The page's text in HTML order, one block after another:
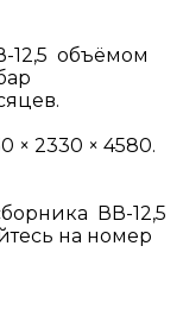
12,5 объёмом
× 2330 × 4580.
ВВ-12,5
на номер